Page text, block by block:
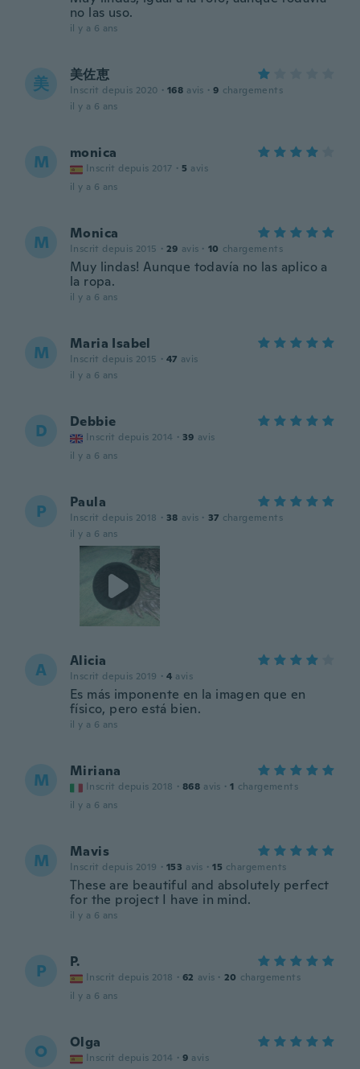
no las uso.
il y a 6 ans
美 美佐恵
Inscrit depuis 2020 · 168 avis · 9 chargements
il y a 6 ans
M monica
Inscrit depuis 2017 · 5 avis
il y a 6 ans
M Monica
Inscrit depuis 2015 · 29 avis · 10 chargements
Muy lindas! Aunque todavía no las aplico a
la ropa.
il y a 6 ans
M Maria Isabel
Inscrit depuis 2015 · 47 avis
il y a 6 ans
D Debbie
Inscrit depuis 2014 · 39 avis
il y a 6 ans
P Paula
Inscrit depuis 2018 · 38 avis · 37 chargements
il y a 6 ans
A Alicia
Inscrit depuis 2019 · 4 avis
Es más imponente en la imagen que en
físico, pero está bien.
il y a 6 ans
M Miriana
Inscrit depuis 2018 · 868 avis · 1 chargements
il y a 6 ans
M Mavis
Inscrit depuis 2019 · 153 avis · 15 chargements
These are beautiful and absolutely perfect
for the project I have in mind.
il y a 6 ans
P P.
Inscrit depuis 2018 · 62 avis · 20 chargements
il y a 6 ans
O Olga
Inscrit depuis 2014 · 9 avis